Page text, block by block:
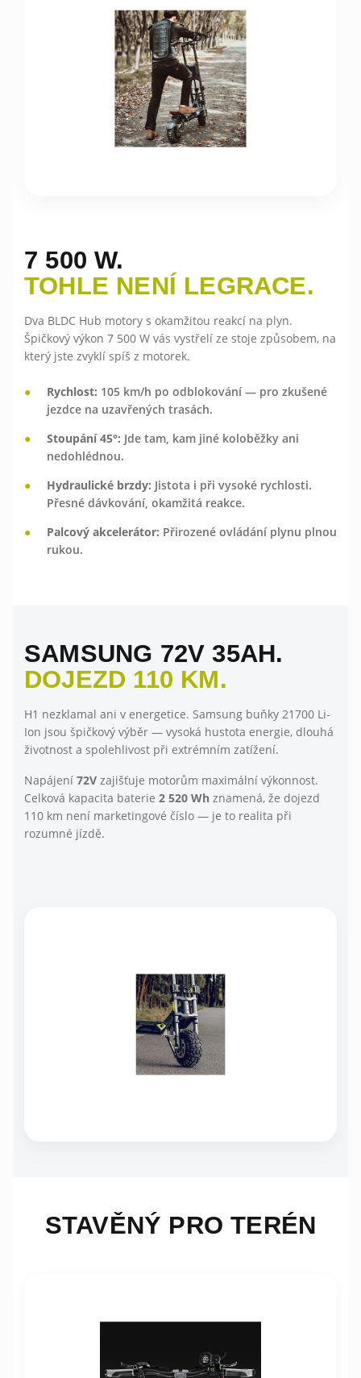
7 500 W.
TOHLE NENÍ LEGRACE.
Dva BLDC Hub motory s okamžitou reakcí na plyn.
Špičkový výkon 7 500 W vás vystřelí ze stoje způsobem, na
který jste zvyklí spíš z motorek.
Rychlost: 105 km/h po odblokování — pro zkušené
jezdce na uzavřených trasách.
Stoupání 45°: Jde tam, kam jiné koloběžky ani
nedohlédnou.
Hydraulické brzdy: Jistota i při vysoké rychlosti.
Přesné dávkování, okamžitá reakce.
Palcový akcelerátor: Přirozené ovládání plynu plnou
rukou.
SAMSUNG 72V 35AH.
DOJEZD 110 KM.
H1 nezklamal ani v energetice. Samsung buňky 21700 Li-
Ion jsou špičkový výběr — vysoká hustota energie, dlouhá
životnost a spolehlivost při extrémním zatížení.
Napájení 72V zajišťuje motorům maximální výkonnost.
Celková kapacita baterie 2 520 Wh znamená, že dojezd
110 km není marketingové číslo — je to realita při
rozumné jízdě.
STAVĚNÝ PRO TERÉN